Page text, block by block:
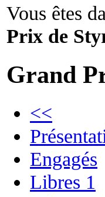
Vous êtes
Prix de
Grand
<<
Engagés
Libres 1